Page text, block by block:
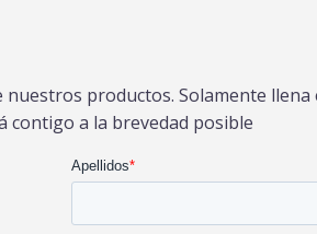
productos. Solamente
contigo a la brevedad posible